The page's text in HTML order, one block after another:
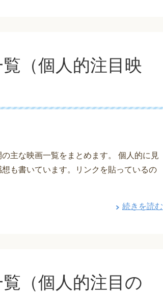
（個人的注目映
主な映画一覧をまとめます。 個人的に見
も書いています。リンクを貼っているの
続きを読む
（個人的注目の